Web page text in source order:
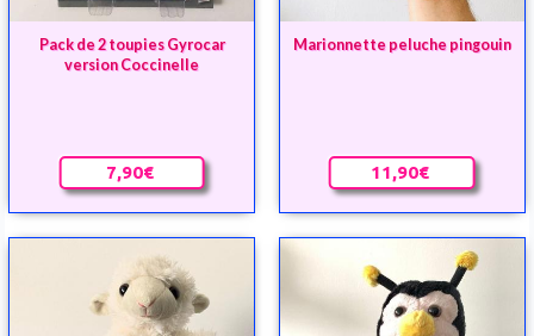
Pack de 2 toupies Gyrocar
version Coccinelle
7,90€
Marionnette peluche pingouin
11,90€